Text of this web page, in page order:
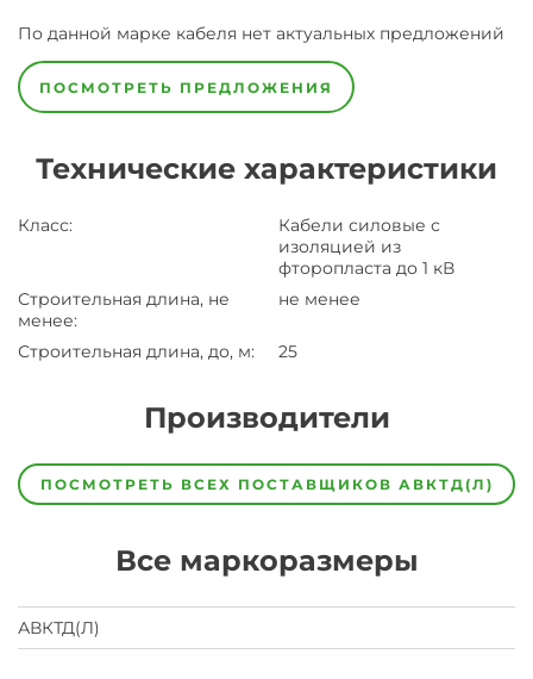
По данной марке кабеля нет актуальных предложений
ПОСМОТРЕТЬ ПРЕДЛОЖЕНИЯ
Технические характеристики
Класс:
Кабели силовые с
изоляцией из
фторопласта до 1 кВ
Строительная длина, не
менее:
не менее
Строительная длина, до, м: 25
Производители
Завод Завод-
изготовитель
заявка
на
завод
ПОСМОТРЕТЬ ВСЕХ ПОСТАВЩИКОВ АВКТД(Л)
Все маркоразмеры
АВКТД(Л)